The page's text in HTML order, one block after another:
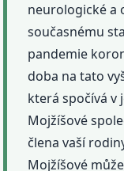
neurologické a
současnému
pandemie
doba na tato
která spočívá v
Mojžíšové
člena vaší
Mojžíšové